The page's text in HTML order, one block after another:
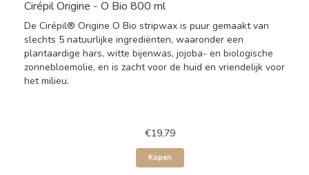
Cirépil Origine - O Bio 800 ml
De Cirépil® Origine O Bio stripwax is puur gemaakt van
slechts 5 natuurlijke ingrediënten, waaronder een
plantaardige hars, witte bijenwas, jojoba- en biologische
zonnebloemolie, en is zacht voor de huid en vriendelijk voor
het milieu.
€19,79
Kopen